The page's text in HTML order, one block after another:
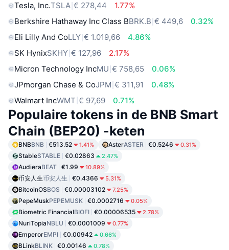
Tesla, Inc.TSLA € 278,44
1.77%
Berkshire Hathaway Inc Class BBRK.B € 449,6
0.32%
Eli Lilly And CoLLY € 1.019,66
4.86%
SK HynixSKHY € 127,96
2.17%
Micron Technology IncMU € 758,65
0.06%
JPmorgan Chase & CoJPM € 311,91
0.48%
Walmart IncWMT € 97,69 0.71%
Populaire tokens in de BNB Smart
Chain (BEP20) -keten
BNBBNB €513.52 1.41% AsterASTER €0.5246 0.31%
StableSTABLE €0.02863 2.47%
AudieraBEAT €1.99 10.89%
币安人生币安人生 €0.4366 5.31%
BitcoinOSBOS €0.00003102 7.25%
PepeMuskPEPEMUSK €0.0002716 0.05%
Biometric FinancialBIOFI €0.00006535 2.78%
NuriTopiaNBLU €0.0001009 0.77%
EmperorEMPI €0.00942 0.66%
BLinkBLINK €0.00146 0.78%